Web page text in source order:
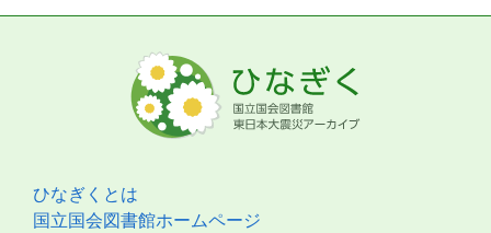
ひなぎくとは
国立国会図書館ホームページ